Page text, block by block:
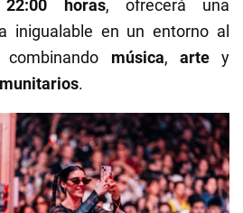
horas, ofrecerá una
inigualable en un entorno al
música, artey
.